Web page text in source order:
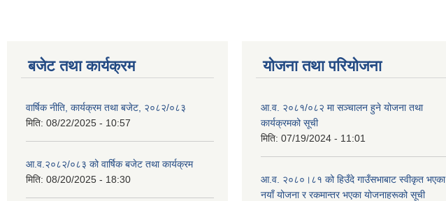
बजेट तथा कार्यक्रम
वार्षिक नीति, कार्यक्रम तथा बजेट, २०८२/०८३
मिति: 08/22/2025 - 10:57
आ.व.२०८२/०८३ को वार्षिक बजेट तथा कार्यक्रम
मिति: 08/20/2025 - 18:30
योजना तथा परियोजना
आ.व. २०८१/०८२ मा सञ्चालन हुने योजना तथा
कार्यक्रमको सूची
मिति: 07/19/2024 - 11:01
आ.व. २०८०।८१ को हिउँदे गाउँसभाबाट स्वीकृत भएका
नयाँ योजना र रकमान्तर भएका योजनाहरूको सूची